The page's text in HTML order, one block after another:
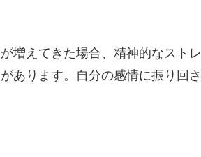
増えてきた場合、精神的なスト
あります。自分の感情に振り回